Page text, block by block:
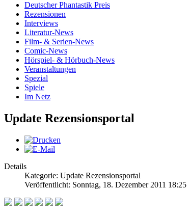
Deutscher Phantastik Preis
Rezensionen
Interviews
Literatur-News
Film- & Serien-News
Comic-News
Hörspiel- & Hörbuch-News
Veranstaltungen
Spezial
Spiele
Im Netz
Update Rezensionsportal
Details
Kategorie: Update Rezensionsportal
Veröffentlicht: Sonntag, 18. Dezember 2011 18:25